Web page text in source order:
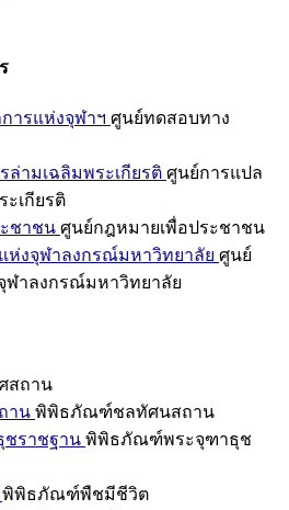
ารแห่งจุฬาฯ ศูนย์ทดสอบทาง
ล่ามเฉลิมพระเกียรติ ศูนย์การแปล
ะเกียรติ
ชาชน ศูนย์กฎหมายเพื่อประชาชน
ห่งจุฬาลงกรณ์มหาวิทยาลัย ศูนย์
ฬาลงกรณ์มหาวิทยาลัย
สถาน
าน พิพิธภัณฑ์ชลทัศนสถาน
ราชฐาน พิพิธภัณฑ์พระจุฑาธุช
พิพิธภัณฑ์พืชมีชีวิต